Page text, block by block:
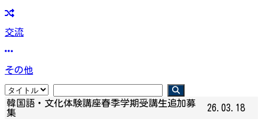
交流
その他
韓国語・文化体験講座春季学期受講生追加募
集
26.03.18